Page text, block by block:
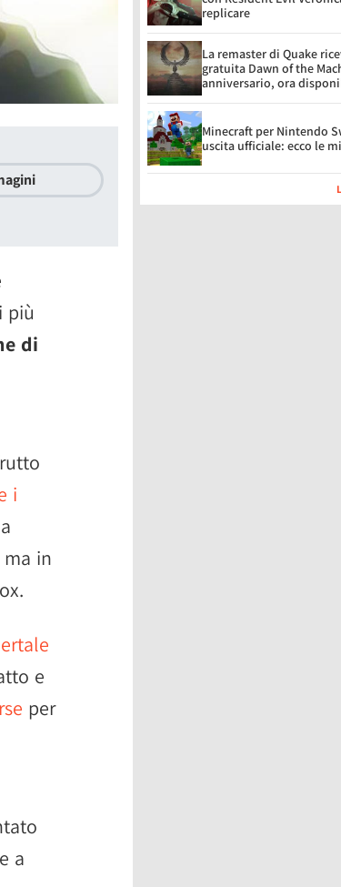
più
di
i
in
e
per
a
replicare
La remaster di Quake
gratuita Dawn of the
anniversario, ora
Minecraft per Nintendo
uscita ufficiale: ecco le